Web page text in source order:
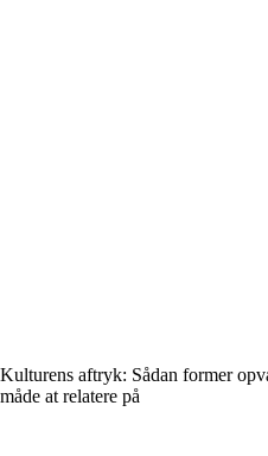
Kulturens aftryk: Sådan former
måde at relatere på